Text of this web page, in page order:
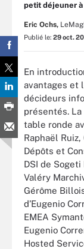
petit déjeuner à
Eric Ochs,
Publié le: 29 oct.
En
avantages et
décideurs
présentés.
table ronde
Raphaël
Dépôts et
DSI de
Valéry
Gérôme
d’Eugenio
EMEA
Eugenio
Hosted